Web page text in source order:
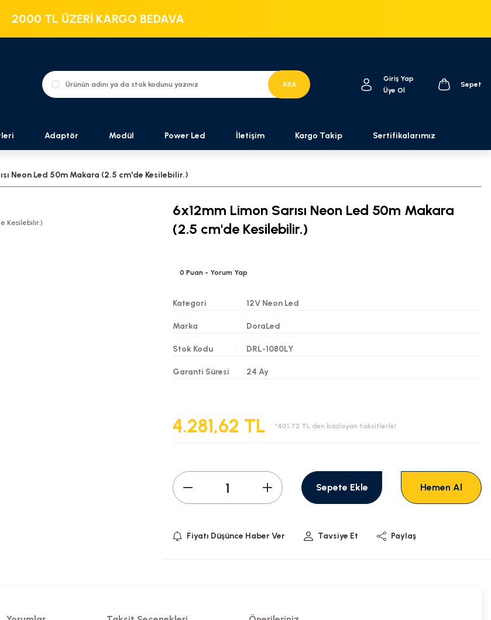
2000 TL ÜZERİ KARGO BEDAVA
ARA
Giriş Yap
Üye Ol
Sepet
Adaptör Modül Power Led İletişim Kargo Takip Sertifikalarımız
Neon Led 50m Makara (2.5 cm'de Kesilebilir.)
6x12mm Limon Sarısı Neon Led 50m Makara
(2.5 cm'de Kesilebilir.)
0 Puan - Yorum Yap
Kategori 12V Neon Led
Marka DoraLed
Stok Kodu DRL-1080LY
Garanti Süresi 24 Ay
4.281,62 TL *401,72 TL den başlayan taksitlerle!
Sepete Ekle Hemen Al
Fiyatı Düşünce Haber Ver Tavsiye Et Paylaş